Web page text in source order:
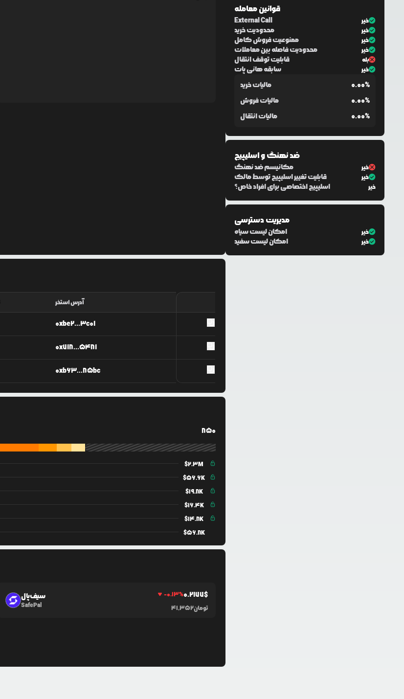
آدرس استخر
0xbe2...3c01
0x718...5481
0xb63...85bc
850
$2.3M
$56.6K
$19.8K
$16.4K
$14.8K
$56.8K
سیف‌پال
SafePal
-0.13%0.2177$
41,352تومان
قوانین معامله
External Call خیر
محدودیت خرید خیر
ممنوعیت فروش کامل خیر
محدودیت فاصله بین معاملات خیر
قابلیت توقف انتقال بله
سابقه هانی پات خیر
مالیات خرید
0.00%
مالیات فروش
0.00%
مالیات انتقال
0.00%
ضد نهنگ و اسلیپیج
مکانیسم ضد نهنگ خیر
قابلیت تغییر اسلیپیج توسط مالک خیر
اسلیپیج اختصاصی برای افراد خاص؟ خیر
مدیریت دسترسی
امکان لیست سیاه خیر
امکان لیست سفید خیر